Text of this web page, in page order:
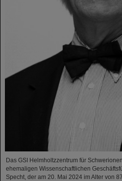
Das GSI Helmholtzzentrum für
ehemaligen Wissenschaftlichen
Specht, der am 20. Mai 2024 im Alter von